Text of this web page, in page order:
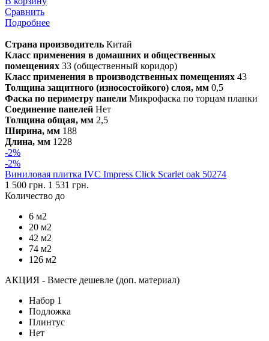
Сравнить
Подробнее
Страна производитель Китай
Класс применения в домашних и общественных
помещениях 33 (общественный коридор)
Класс применения в производственных помещениях 43
Толщина защитного (износостойкого) слоя, мм 0,5
Фаска по периметру панели Микрофаска по торцам планки
Соединение панелей Нет
Толщина общая, мм 2,5
Ширина, мм 188
Длина, мм 1228
-2%
-2%
Виниловая плитка IVC Impress Click Scarlet oak 50274
1 500 грн. 1 531 грн.
Количество до
6 м2
20 м2
42 м2
74 м2
126 м2
АКЦИЯ - Вместе дешевле (доп. материал)
Набор 1
Подложка
Плинтус
Нет